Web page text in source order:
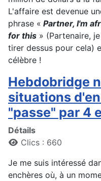
L'affaire est devenue
phrase « Partner, I'm
for this » (Partenaire,
tirer dessus pour cela)
célèbre !
Hebdobridge
situations
"passe" par 4
Détails
Clics : 660
Je me suis intéressé
enchères où, à un